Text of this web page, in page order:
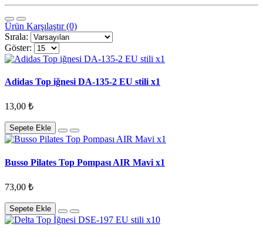
Ürün Karşılaştır (0)
Sırala:
Göster:
Adidas Top iğnesi DA-135-2 EU stili x1
13,00 ₺
Sepete Ekle
Busso Pilates Top Pompası AIR Mavi x1
73,00 ₺
Sepete Ekle